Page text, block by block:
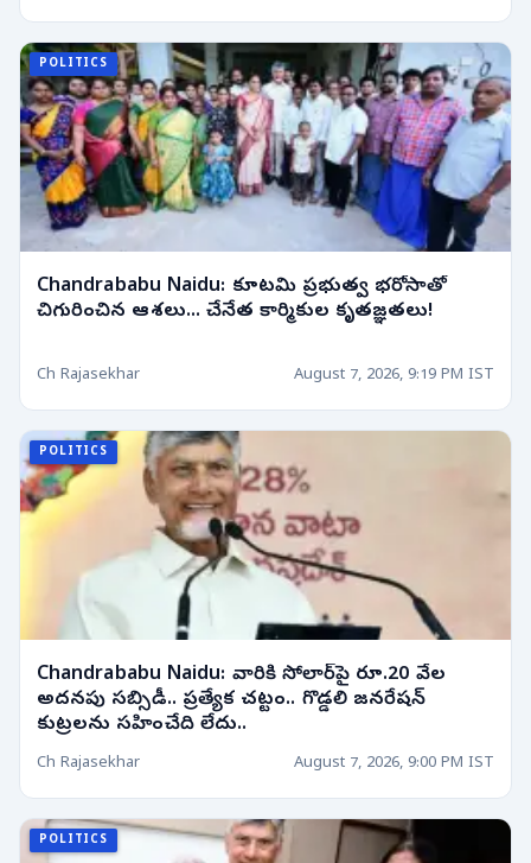
POLITICS
Chandrababu Naidu: కూటమి ప్రభుత్వ భరోసాతో
చిగురించిన ఆశలు... చేనేత కార్మికుల కృతజ్ఞతలు!
Ch Rajasekhar August 7, 2026, 9:19 PM IST
POLITICS
Chandrababu Naidu: వారికి సోలార్‌పై రూ.20 వేల
అదనపు సబ్సిడీ.. ప్రత్యేక చట్టం.. గొడ్డలి జనరేషన్
కుట్రలను సహించేది లేదు..
Ch Rajasekhar August 7, 2026, 9:00 PM IST
POLITICS